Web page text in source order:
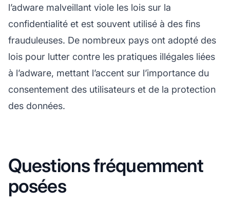
l’adware malveillant viole les lois sur la
confidentialité et est souvent utilisé à des fins
frauduleuses. De nombreux pays ont adopté des
lois pour lutter contre les pratiques illégales liées
à l’adware, mettant l’accent sur l’importance du
consentement des utilisateurs et de la protection
des données.
Questions fréquemment
posées